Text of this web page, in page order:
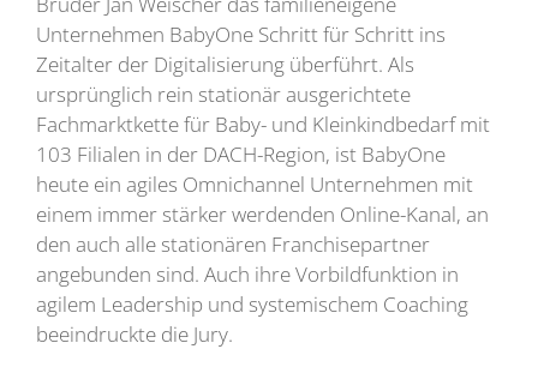
Unternehmen BabyOne Schritt für Schritt ins
Zeitalter der Digitalisierung überführt. Als
ursprünglich rein stationär ausgerichtete
Fachmarktkette für Baby- und Kleinkindbedarf mit
103 Filialen in der DACH-Region, ist BabyOne
heute ein agiles Omnichannel Unternehmen mit
einem immer stärker werdenden Online-Kanal, an
den auch alle stationären Franchisepartner
angebunden sind. Auch ihre Vorbildfunktion in
agilem Leadership und systemischem Coaching
beeindruckte die Jury.